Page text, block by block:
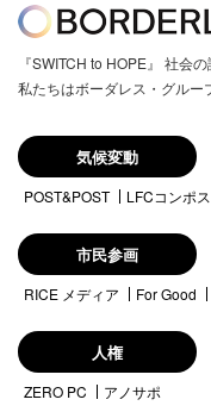
『SWITCH to HOPE』 社会
私たちはボーダレス・グルー
気候変動
POST&POST LFCコンポ
市民参画
RICE メディア For Good
人権
ZERO PC アノサポ